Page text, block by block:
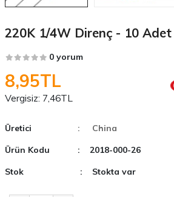
220K 1/4W Direnç - 10 Adet
0 yorum
8,95TL
Vergisiz: 7,46TL
Üretici
: China
Ürün Kodu
: 2018-000-26
Stok
: Stokta var